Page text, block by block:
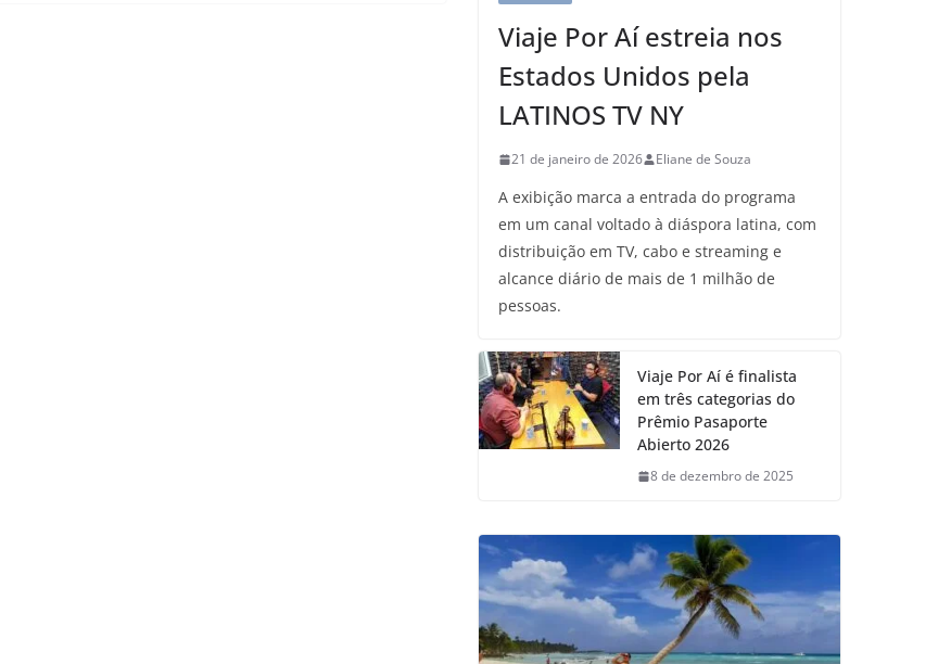
Viaje Por Aí estreia nos
Estados Unidos pela
LATINOS TV NY
21 de janeiro de 2026 Eliane de Souza
A exibição marca a entrada do programa
em um canal voltado à diáspora latina, com
distribuição em TV, cabo e streaming e
alcance diário de mais de 1 milhão de
pessoas.
Viaje Por Aí é finalista
em três categorias do
Prêmio Pasaporte
Abierto 2026
8 de dezembro de 2025